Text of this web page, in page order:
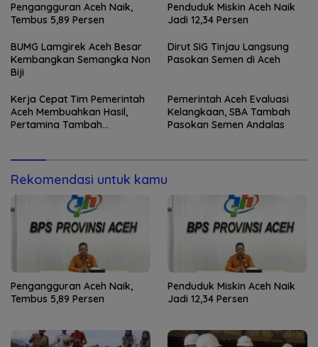
Pengangguran Aceh Naik,
Tembus 5,89 Persen
Penduduk Miskin Aceh Naik
Jadi 12,34 Persen
BUMG Lamgirek Aceh Besar
Kembangkan Semangka Non
Biji
Dirut SIG Tinjau Langsung
Pasokan Semen di Aceh
Kerja Cepat Tim Pemerintah
Aceh Membuahkan Hasil,
Pertamina Tambah
Pemerintah Aceh Evaluasi
Kelangkaan, SBA Tambah
Pasokan Semen Andalas
Rekomendasi untuk kamu
Pengangguran Aceh Naik,
Tembus 5,89 Persen
Penduduk Miskin Aceh Naik
Jadi 12,34 Persen